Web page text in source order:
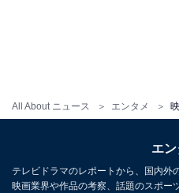
All About ニュース エンタメ
エン
テレビドラマのレポートから、国内外
映画業界や作品の考察、話題のスポー